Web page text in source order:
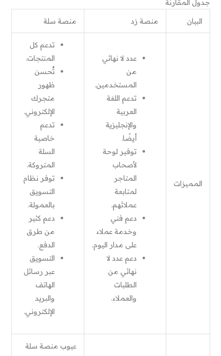
جدول المقارنة
البيان
منصة زد منصة سلة
المميزات
عدد لا نهائي
من
المستخدمين.
تدعم اللغة
العربية
والإنجليزية
أيضًا.
توفير لوحة
لأصحاب
المتاجر
لمتابعة
عملائهم.
دعم فني
وخدمة عملاء
على مدار اليوم.
دعم عدد لا
نهائي من
الطلبات
والعملاء.
تدعم كل
المنتجات.
تُحسن
ظهور
متجرك
الإلكتروني.
تدعم
خاصية
السلة
المتروكة.
توفر نظام
التسويق
بالعمولة.
دعم كثير
من طرق
الدفع.
التسويق
عبر رسائل
الهاتف
والبريد
الإلكتروني.
عيوب منصة سلة